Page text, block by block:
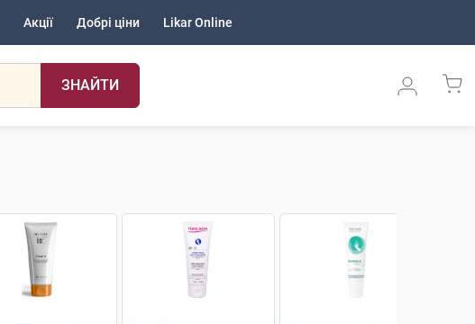
Акції Добрі ціни Likar Online
ЗНАЙТИ